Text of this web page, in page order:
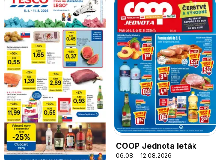
COOP Jednota leták
06.08. - 12.08.2026